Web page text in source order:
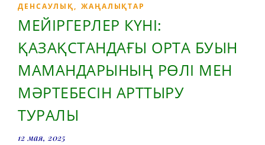
ДЕНСАУЛЫҚ, ЖАҢАЛЫҚТАР
МЕЙІРГЕРЛЕР КҮНІ:
ҚАЗАҚСТАНДАҒЫ ОРТА БУЫН
МАМАНДАРЫНЫҢ РӨЛІ МЕН
МӘРТЕБЕСІН АРТТЫРУ
ТУРАЛЫ
12 мая, 2025